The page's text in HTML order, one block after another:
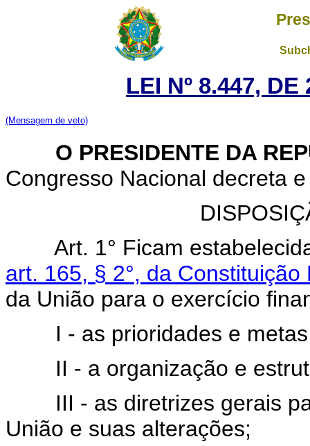
LEI Nº 8.447,
(Mensagem de veto)
O PRESIDENTE DA
Congresso Nacional decreta
Art. 1° Ficam
art. 165, § 2°, da Constituição
da União para o exercício
I - as prioridades e metas
II - a organização e
III - as diretrizes gerais
União e suas alterações;